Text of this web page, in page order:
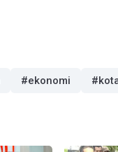
#ekonomi